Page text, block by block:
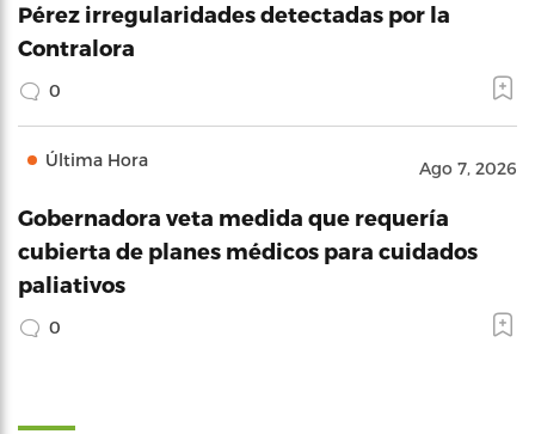
Pérez irregularidades detectadas por la
Contralora
0
Última Hora Ago 7, 2026
Gobernadora veta medida que requería
cubierta de planes médicos para cuidados
paliativos
0